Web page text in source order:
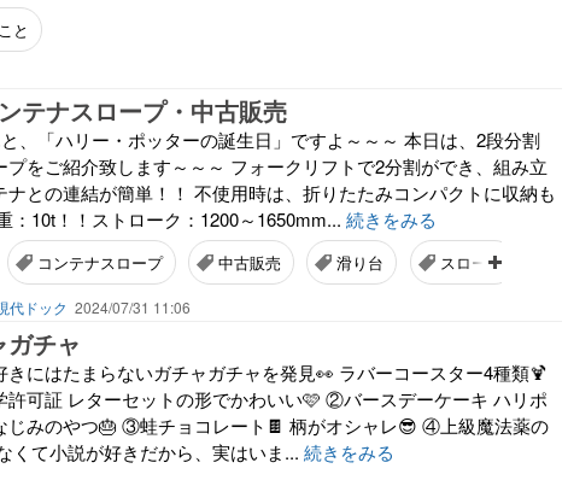
と
テナスロープ・中古販売
、「ハリー・ポッターの誕生日」ですよ～～～ 本日は、2段分割
プをご紹介致します～～～ フォークリフトで2分割ができ、組み立
ナとの連結が簡単！！ 不使用時は、折りたたみコンパクトに収納も
：10t！！ストローク：1200～1650mm... 続きをみる
コンテナスロープ 中古販売 滑り台 スロープ
代ドック 2024/07/31 11:06
チャ
きにはたまらないガチャガチャを発見👀 ラバーコースター4種類🍹
可証 レターセットの形でかわいい🩷 ②バースデーケーキ ハリポ
じみのやつ🎂 ③蛙チョコレート🍫 柄がオシャレ😎 ④上級魔法薬の
くて小説が好きだから、実はいま... 続きをみる